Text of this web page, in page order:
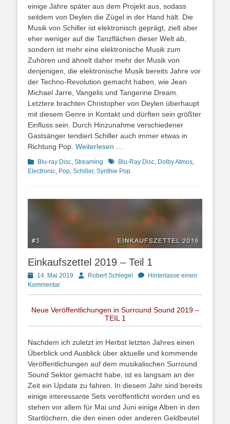
einige Jahre später aus dem Projekt aus, sodass
seitdem von Deylen die Zügel in der Hand hält. Die
Musik von Schiller ist elektronisch geprägt, zielt aber
eher weniger auf die Tanzflächen dieser Welt ab,
sondern ist mehr eine elektronische Musik zum
Zuhören und ähnelt daher mehr der Musik von
denjenigen, die elektronische Musik bereits Jahre vor
der Techno-Revolution gemacht haben, wie Jean
Michael Jarre, Vangelis und Tangerine Dream.
Letztere brachten Christopher von Deylen überhaupt
mit diesem Genre in Kontakt und dürften sein größter
Einfluss sein. Durch Hinzunahme verschiedener
Gastsänger tendiert Schiller auch immer etwas in
Richtung Pop. Weiterlesen …
Kategorien
Blu-ray Disc Streaming Schlagworte
Blu-Ray Disc Dolby Atmos
Electronic Pop Schiller, Synthie Pop
Einkaufszettel 2019 – Teil 1
Posted
on
14. Mai 2019 AutorRobert Schlegel
Hinterlasse einen
Kommentar
Neue Veröffentlichungen in Surround Sound 2019 –
TEIL 1
Nachdem ich zuletzt im Herbst letzten Jahres einen
Überblick und Ausblick über aktuelle und kommende
Veröffentlichungen auf dem musikalischen Surround
Sound Sektor gemacht habe, ist es langsam an der
Zeit ein Update zu fahren. In diesem Jahr sind bereits
einige interessante Sets veröffentlicht worden und es
stehen vor allem für Mai und Juni einige Alben in den
Startlöchern, die den einen oder anderen Geldbeutel